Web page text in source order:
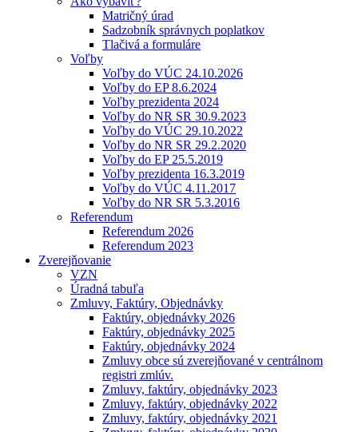
Matričný úrad
Sadzobník správnych poplatkov
Tlačivá a formuláre
Voľby
Voľby do VÚC 24.10.2026
Voľby do EP 8.6.2024
Voľby prezidenta 2024
Voľby do NR SR 30.9.2023
Voľby do VÚC 29.10.2022
Voľby do NR SR 29.2.2020
Voľby do EP 25.5.2019
Voľby prezidenta 16.3.2019
Voľby do VÚC 4.11.2017
Voľby do NR SR 5.3.2016
Referendum
Referendum 2026
Referendum 2023
Zverejňovanie
VZN
Úradná tabuľa
Zmluvy, Faktúry, Objednávky
Faktúry, objednávky 2026
Faktúry, objednávky 2025
Faktúry, objednávky 2024
Zmluvy obce sú zverejňované v centrálnom
registri zmlúv.
Zmluvy, faktúry, objednávky 2023
Zmluvy, faktúry, objednávky 2022
Zmluvy, faktúry, objednávky 2021